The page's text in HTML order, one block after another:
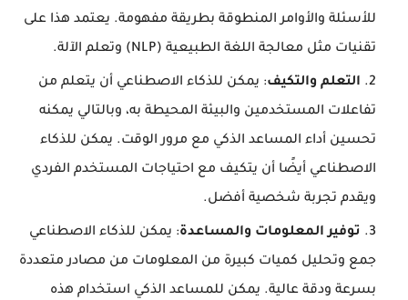
للأسئلة والأوامر المنطوقة بطريقة مفهومة. يعتمد هذا على
تقنيات مثل معالجة اللغة الطبيعية (NLP) وتعلم الآلة.
التعلم والتكيف: يمكن للذكاء الاصطناعي أن يتعلم من
تفاعلات المستخدمين والبيئة المحيطة به، وبالتالي يمكنه
تحسين أداء المساعد الذكي مع مرور الوقت. يمكن للذكاء
الاصطناعي أيضًا أن يتكيف مع احتياجات المستخدم الفردي
ويقدم تجربة شخصية أفضل.
توفير المعلومات والمساعدة: يمكن للذكاء الاصطناعي
جمع وتحليل كميات كبيرة من المعلومات من مصادر متعددة
بسرعة ودقة عالية. يمكن للمساعد الذكي استخدام هذه